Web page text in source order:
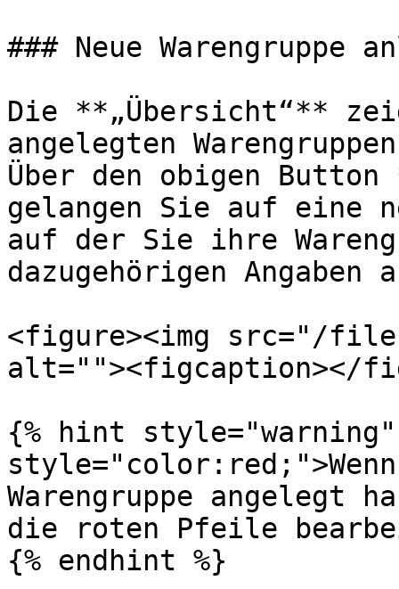
### Neue Warengruppe
Die **„Übersicht“**
angelegten
Über den obigen Button
gelangen Sie auf eine
auf der Sie ihre
dazugehörigen Angaben
<figure><img src="/files/
alt=""><figcaption></
{% hint style="warning"
Warengruppe angelegt
die roten Pfeile
{% endhint %}